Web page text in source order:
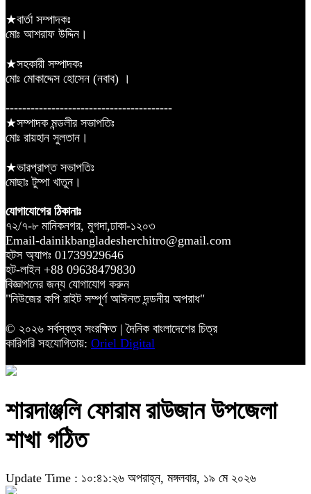
★বার্তা সম্পাদকঃ
মোঃ আশরাফ উদ্দিন।
★সহকারী সম্পাদকঃ
মোঃ মোকাদ্দেস হোসেন (নবাব) ।
----------------------------------------
★সম্পাদক মন্ডলীর সভাপতিঃ
মোঃ রায়হান সুলতান।
★ভারপ্রাপ্ত সভাপতিঃ
মোছাঃ টুম্পা খাতুন।
যোগাযোগের ঠিকানাঃ
৭২/৭-৮ মানিকনগর, মুগদা,ঢাকা-১২০৩
Email-dainikbangladesherchitro@gmail.com
হটস অ্যাপঃ 01739929646
হট-লাইন +88 09638479830
বিজ্ঞাপনের জন্য যোগাযোগ করুন
"নিউজের কপি রাইট সম্পূর্ণ আঈনত দন্ডনীয় অপরাধ"
© ২০২৬ সর্বস্বত্ব সংরক্ষিত | দৈনিক বাংলাদেশের চিত্র
কারিগরি সহযোগিতায়: Oriel Digital
শারদাঞ্জলি ফোরাম রাউজান উপজেলা
শাখা গঠিত
Update Time : ১০:৪১:২৬ অপরাহ্ন, মঙ্গলবার, ১৯ মে ২০২৬